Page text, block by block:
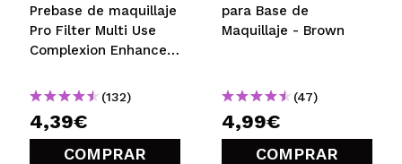
Prebase de maquillaje
Pro Filter Multi Use
Complexion Enhancer
(132)
4,39€
COMPRAR
para Base de
Maquillaje - Brown
(47)
4,99€
COMPRAR